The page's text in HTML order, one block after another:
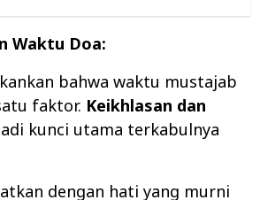
Waktu Doa:
bahwa waktu mustajab
faktor. Keikhlasan dan
kunci utama terkabulnya
dengan hati yang murni